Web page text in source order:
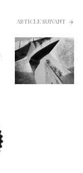
ARTICLE SUIVANT